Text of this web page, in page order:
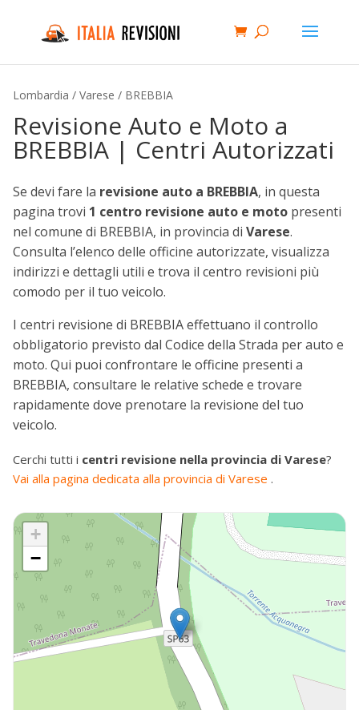
Lombardia / Varese / BREBBIA
Revisione Auto e Moto a
BREBBIA | Centri Autorizzati
Se devi fare la revisione auto a BREBBIA, in questa
pagina trovi 1 centro revisione auto e moto presenti
nel comune di BREBBIA, in provincia di Varese.
Consulta l’elenco delle officine autorizzate, visualizza
indirizzi e dettagli utili e trova il centro revisioni più
comodo per il tuo veicolo.
I centri revisione di BREBBIA effettuano il controllo
obbligatorio previsto dal Codice della Strada per auto e
moto. Qui puoi confrontare le officine presenti a
BREBBIA, consultare le relative schede e trovare
rapidamente dove prenotare la revisione del tuo
veicolo.
Cerchi tutti i centri revisione nella provincia di Varese?
Vai alla pagina dedicata alla provincia di Varese .
+
−